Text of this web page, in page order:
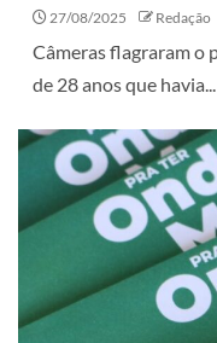
27/08/2025 Redação
Câmeras flagraram o
de 28 anos que havia...